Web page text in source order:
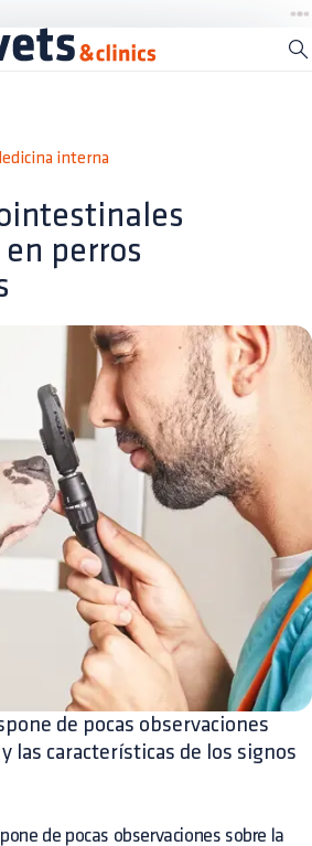
interna
perros
de pocas observaciones
las características de los signos
de pocas observaciones sobre la